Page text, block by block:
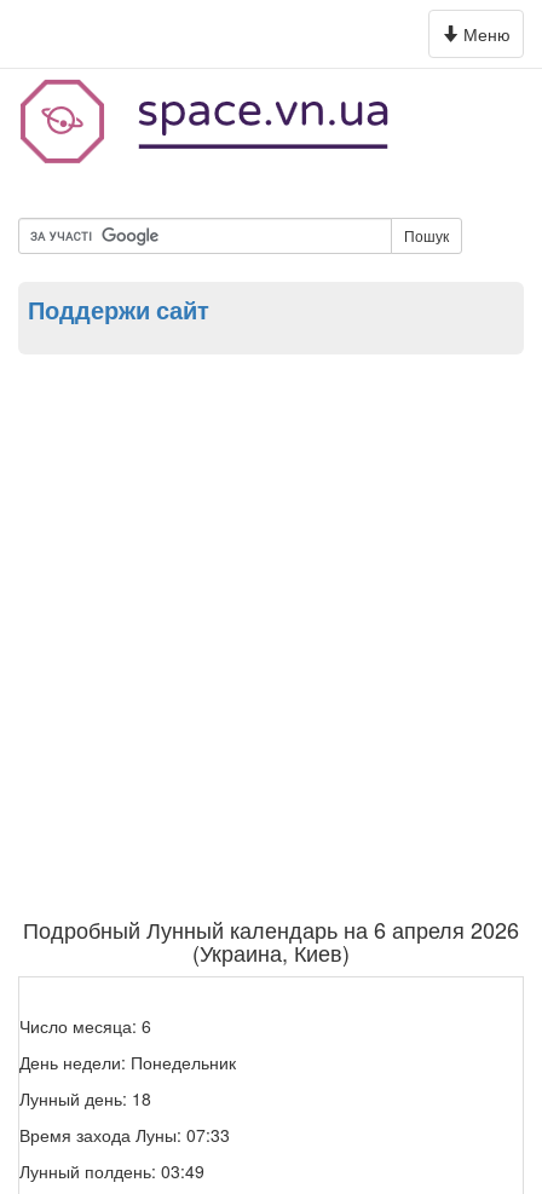
Toggle
navigation
Меню
Пошук
Поддержи сайт
Подробный Лунный календарь на 6 апреля 2026
(Украина, Киев)
Число месяца: 6
День недели: Понедельник
Лунный день: 18
Время захода Луны: 07:33
Лунный полдень: 03:49